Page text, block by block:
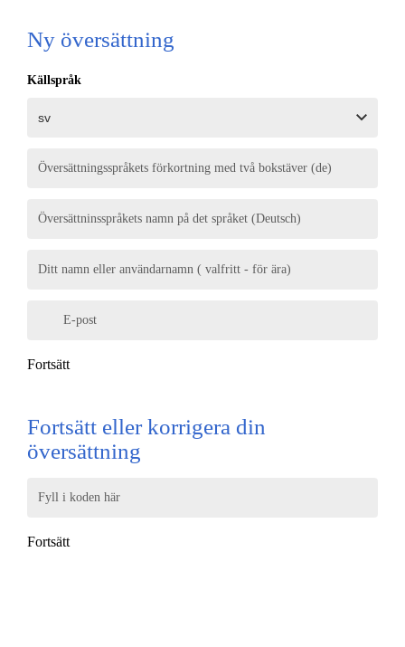
Ny översättning
Källspråk
Översättningsspråkets förkortning med två bokstäver (de)
Översättninsspråkets namn på det språket (Deutsch)
Ditt namn eller användarnamn ( valfritt - för ära)
E-post
Fortsätt
Fortsätt eller korrigera din
översättning
Fyll i koden här
Fortsätt